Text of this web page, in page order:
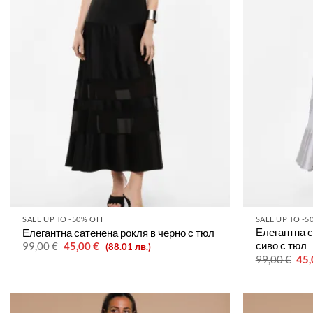
SALE UP TO -50% OFF
Елегантна сатенена рокля в черно с тюл
99,00€ Original
price
45,00€Текущата
цена
(88.01 лв.)
SALE UP TO -
Елегантна
сиво с тюл
99,00€
price